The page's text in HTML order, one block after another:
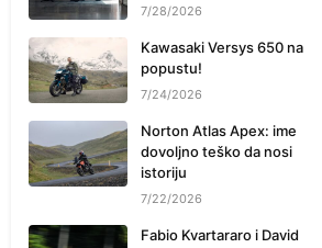
7/28/2026
Kawasaki Versys 650 na
popustu!
7/24/2026
Norton Atlas Apex: ime
dovoljno teško da nosi
istoriju
7/22/2026
Fabio Kvartararo i David